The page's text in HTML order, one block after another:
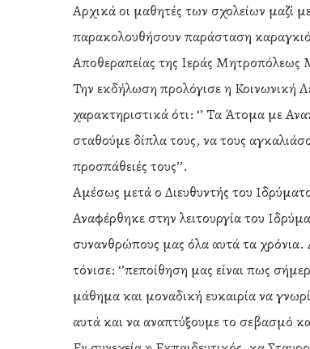
Hit enter to search or ESC to close
Αρχικά οι μαθητές των σχολείων μαζί
παρακολουθήσουν παράσταση
Αποθεραπείας της Ιεράς Μητροπόλεως
Την εκδήλωση προλόγισε η Κοινωνική
χαρακτηριστικά ότι: ‘’ Τα Άτομα με
σταθούμε δίπλα τους, να τους
προσπάθειές τους’’.
Αμέσως μετά ο Διευθυντής του
Αναφέρθηκε στην λειτουργία του
συνανθρώπους μας όλα αυτά τα
τόνισε: ‘’πεποίθηση μας είναι πως
μάθημα και μοναδική ευκαιρία να
αυτά και να αναπτύξουμε το σεβασμό